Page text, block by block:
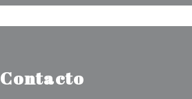
Contacto